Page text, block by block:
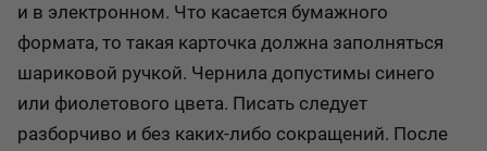
и в электронном. Что касается бумажного
формата, то такая карточка должна заполняться
шариковой ручкой. Чернила допустимы синего
или фиолетового цвета. Писать следует
разборчиво и без каких-либо сокращений. После